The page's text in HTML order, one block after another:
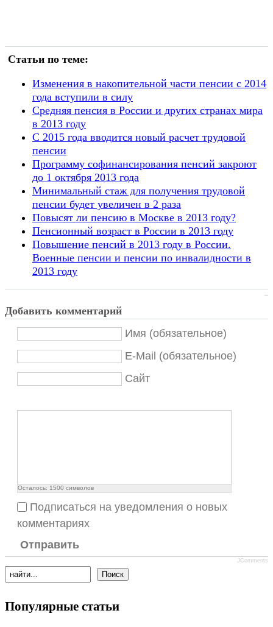
Статьи по теме:
Изменения в накопительной части пенсии с 2014
года вступили в силу
Средняя пенсия в России и других странах мира
в 2013 году
C 2015 года вводится новый расчет трудовой
пенсии
Программу софинансирования пенсий закроют
до 1 октября 2013 года
Минимальный стаж для получения трудовой
пенсии будет увеличен в 2 раза
Повысят ли пенсию в Москве в 2013 году?
Пенсионный возраст в России в 2013 году
Повышение пенсий в 2013 году в России.
Военные пенсии и пенсии по инвалидности в
2013 году
Добавить комментарий
Имя (обязательное)
E-Mail (обязательное)
Сайт
Осталось: 1500 символов
Подписаться на уведомления о новых
комментариях
Отправить
JComments
Популярные статьи